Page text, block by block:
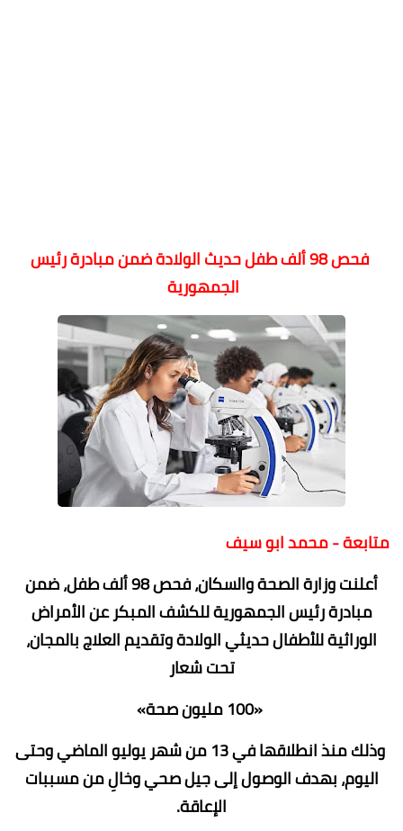
فحص 98 ألف طفل حديث الولادة ضمن مبادرة رئيس
الجمهورية
متابعة - محمد ابو سيف
أعلنت وزارة الصحة والسكان، فحص 98 ألف طفل، ضمن
مبادرة رئيس الجمهورية للكشف المبكر عن الأمراض
الوراثية للأطفال حديثي الولادة وتقديم العلاج بالمجان،
تحت شعار
«100 مليون صحة»
وذلك منذ انطلاقها في 13 من شهر يوليو الماضي وحتى
اليوم، بهدف الوصول إلى جيل صحي وخالِ من مسببات
الإعاقة.